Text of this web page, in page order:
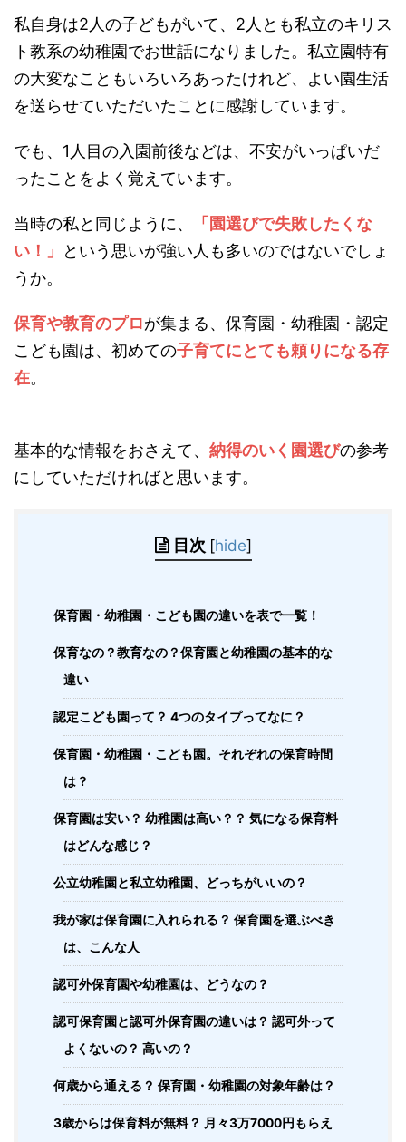
私自身は2人の子どもがいて、2人とも私立のキリス
ト教系の幼稚園でお世話になりました。私立園特有
の大変なこともいろいろあったけれど、よい園生活
を送らせていただいたことに感謝しています。
でも、1人目の入園前後などは、不安がいっぱいだ
ったことをよく覚えています。
当時の私と同じように、
「園選びで失敗したくな
い！」
という思いが強い人も多いのではないでしょ
うか。
保育や教育のプロが集まる、保育園・幼稚園・認定
こども園は、初めての子育てにとても頼りになる存
在。
基本的な情報をおさえて、 納得のいく園選びの参考
にしていただければと思います。
目次 [hide]
保育園・幼稚園・こども園の違いを表で一覧！
保育なの？教育なの？保育園と幼稚園の基本的な
違い
認定こども園って？ 4つのタイプってなに？
保育園・幼稚園・こども園。それぞれの保育時間
は？
保育園は安い？ 幼稚園は高い？？ 気になる保育料
はどんな感じ？
公立幼稚園と私立幼稚園、どっちがいいの？
我が家は保育園に入れられる？ 保育園を選ぶべき
は、こんな人
認可外保育園や幼稚園は、どうなの？
認可保育園と認可外保育園の違いは？ 認可外って
よくないの？ 高いの？
何歳から通える？ 保育園・幼稚園の対象年齢は？
3歳からは保育料が無料？ 月々3万7000円もらえ